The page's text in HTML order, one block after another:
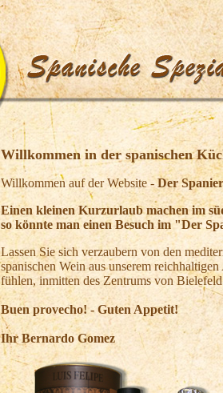
Willkommen in der spanischen
Willkommen auf der Website -Der Spanier
Einen kleinen Kurzurlaub machen im
so könnte man einen Besuch im "Der
Lassen Sie sich verzaubern von den
spanischen Wein aus unserem
fühlen, inmitten des Zentrums von
Buen provecho! - Guten Appetit!
Ihr Bernardo Gomez